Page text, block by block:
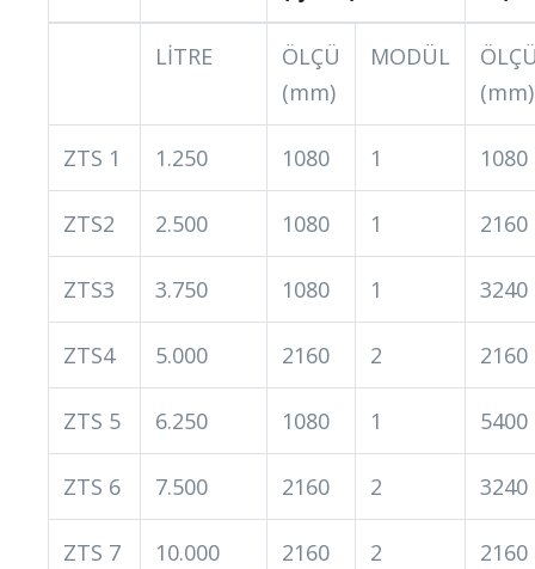
LİTRE
ÖLÇÜ
(mm)
MODÜL
(mm)
ZTS 1 1.250 1080 1 1080
ZTS2 2.500 1080 1 2160
ZTS3 3.750 1080 1 3240
ZTS4 5.000 2160 2 2160
ZTS 5 6.250 1080 1 5400
ZTS 6 7.500 2160 2 3240
ZTS 7 10.000 2160 2 2160